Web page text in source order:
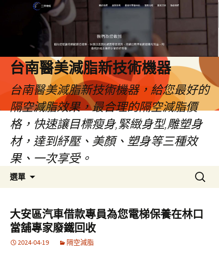
台南醫美減脂新技術機器
台南醫美減脂新技術機器，給您最好的
隔空減脂效果，最合理的隔空減脂價
格，快速讓目標瘦身,緊緻身型,雕塑身
材，達到紓壓、美顏、塑身等三種效
果、一次享受。
選單
容
搜
尋
字:
大安區汽車借款專員為您電梯保養在林口
當舖專家廢鐵回收
2024-04-19 隔空減脂